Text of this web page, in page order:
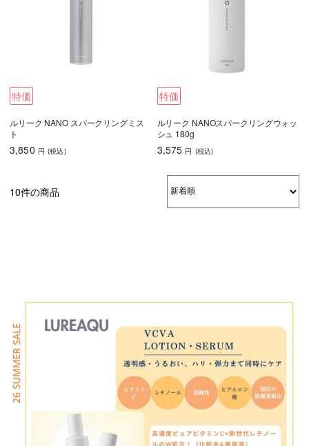
特価
ルリーク NANO スパークリングミス
ト
3,850 円 (税込)
特価
ルリーク NANOスパークリングウォッ
シュ 180g
3,575 円 (税込)
10件の商品